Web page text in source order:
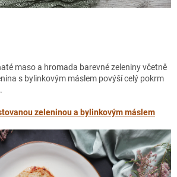
maso a hromada barevné zeleniny včetně
s bylinkovým máslem povýší celý pokrm
zeleninou a bylinkovým máslem